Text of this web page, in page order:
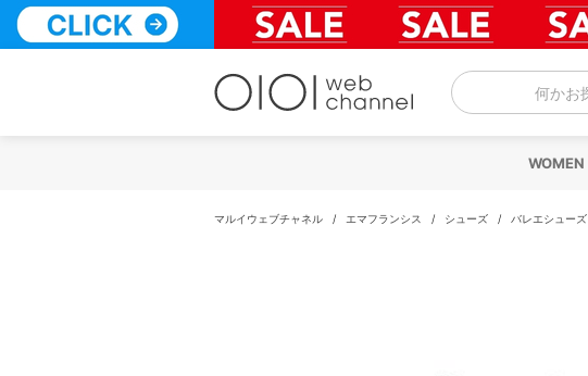
テ
何かお
WOMEN
マルイウェブチャネル / エマフランシス / シューズ / バレエシューズ